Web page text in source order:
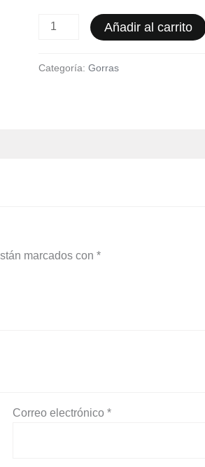
Añadir al carrito
Categoría: Gorras
marcados con *
Correo electrónico*